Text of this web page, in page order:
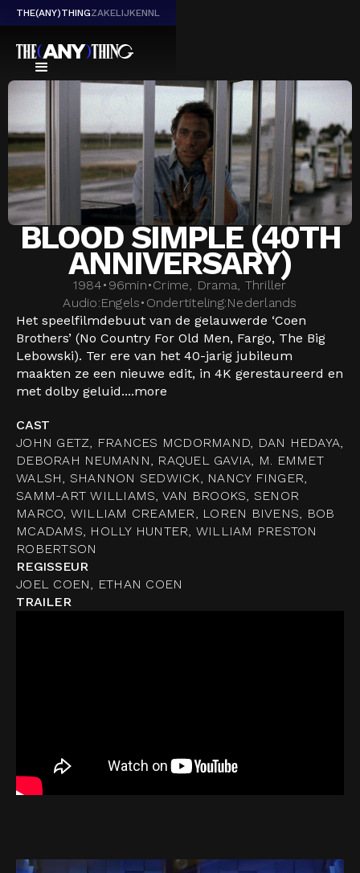
THE(ANY)THINGZAKELIJKENNL
BLOOD SIMPLE (40TH
ANNIVERSARY)
1984• 96min•Crime, Drama, Thriller
Audio:Engels• Ondertiteling:Nederlands
Het speelfilmdebuut van de gelauwerde ‘Coen
Brothers’ (No Country For Old Men, Fargo, The Big
Lebowski). Ter ere van het 40-jarig jubileum
maakten ze een nieuwe edit, in 4K gerestaureerd en
met dolby geluid....more
CAST
JOHN GETZ, FRANCES MCDORMAND, DAN HEDAYA,
DEBORAH NEUMANN, RAQUEL GAVIA, M. EMMET
WALSH, SHANNON SEDWICK, NANCY FINGER,
SAMM-ART WILLIAMS, VAN BROOKS, SENOR
MARCO, WILLIAM CREAMER, LOREN BIVENS, BOB
MCADAMS, HOLLY HUNTER, WILLIAM PRESTON
ROBERTSON
REGISSEUR
JOEL COEN, ETHAN COEN
TRAILER